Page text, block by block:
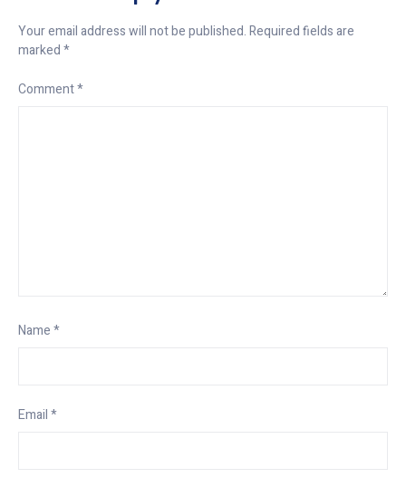
Your email address will not be published.Required fields are
marked*
Comment*
Name*
Email*